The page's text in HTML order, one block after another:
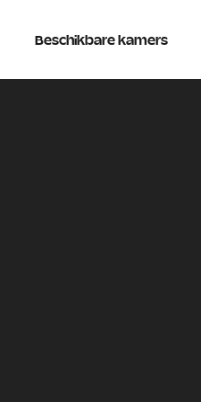
Beschikbare kamers